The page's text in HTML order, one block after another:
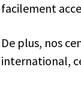
facilement
De plus, nos
international,